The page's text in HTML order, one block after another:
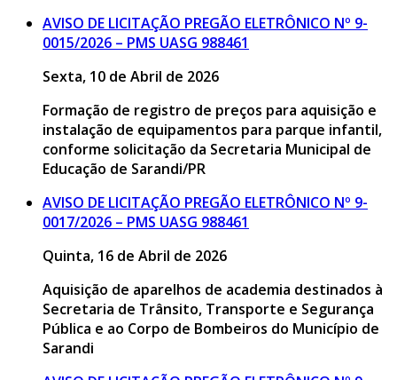
AVISO DE LICITAÇÃO PREGÃO ELETRÔNICO Nº 9-
0015/2026 – PMS UASG 988461
Sexta, 10 de Abril de 2026
Formação de registro de preços para aquisição e
instalação de equipamentos para parque infantil,
conforme solicitação da Secretaria Municipal de
Educação de Sarandi/PR
AVISO DE LICITAÇÃO PREGÃO ELETRÔNICO Nº 9-
0017/2026 – PMS UASG 988461
Quinta, 16 de Abril de 2026
Aquisição de aparelhos de academia destinados à
Secretaria de Trânsito, Transporte e Segurança
Pública e ao Corpo de Bombeiros do Município de
Sarandi